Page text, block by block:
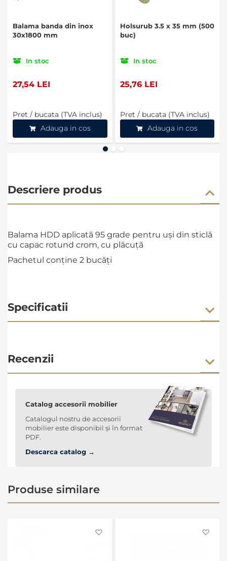
Balama banda din inox
30x1800 mm
In stoc
27,54 LEI
Pret / bucata (TVA inclus)
Adauga in cos
Holsurub 3.5 x 35 mm (500
buc)
In stoc
25,76 LEI
Pret / bucata (TVA inclus)
Adauga in cos
Descriere produs
Balama HDD aplicată 95 grade pentru uși din sticlă
cu capac rotund crom, cu plăcuță
Pachetul conține 2 bucăți
Specificatii
Recenzii
Catalog accesorii mobilier
Catalogul nostru de accesorii
mobilier este disponibil și în format
PDF.
Descarca catalog →
Produse similare